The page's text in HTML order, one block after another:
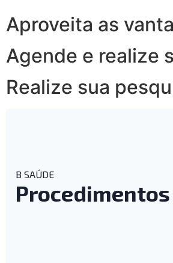
Aproveita as
Agende e realize
Realize sua